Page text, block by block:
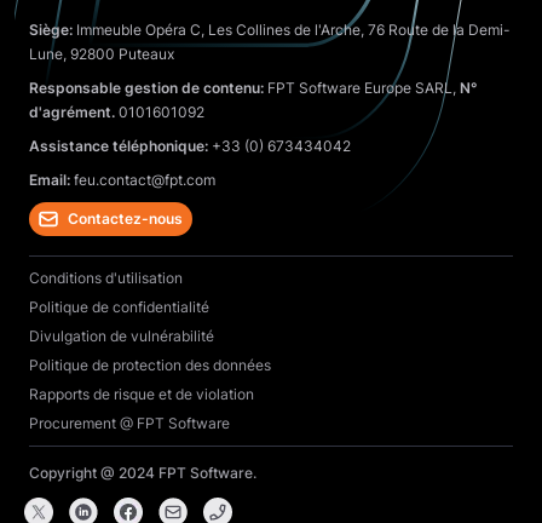
Siège: Immeuble Opéra C, Les Collines de l'Arche, 76 Route de la Demi-
Lune, 92800 Puteaux
Responsable gestion de contenu: FPT Software Europe SARL, N°
d'agrément. 0101601092
Assistance téléphonique: +33 (0) 673434042
Email: feu.contact@fpt.com
Contactez-nous
Conditions d'utilisation
Politique de confidentialité
Divulgation de vulnérabilité
Politique de protection des données
Rapports de risque et de violation
Procurement @ FPT Software
Copyright @ 2024 FPT Software.